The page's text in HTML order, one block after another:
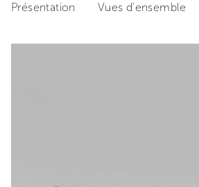
Présentation Vues d'ensemble